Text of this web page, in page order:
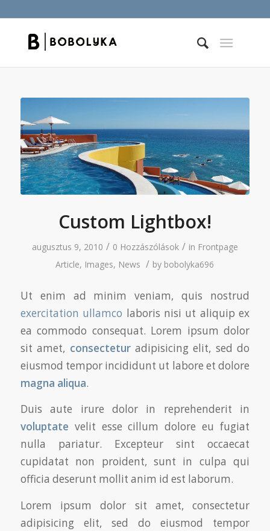
Custom Lightbox!
augusztus 9, 2010 / 0 Hozzászólások / in Frontpage
Article, Images, News / by bobolyka696
Ut enim ad minim veniam, quis nostrud
exercitation ullamco laboris nisi ut aliquip ex
ea commodo consequat. Lorem ipsum dolor
sit amet, consecteturadipisicing elit, sed do
eiusmod tempor incididunt ut labore et dolore
magna aliqua.
Duis aute irure dolor in reprehenderit in
voluptate velit esse cillum dolore eu fugiat
nulla pariatur. Excepteur sint occaecat
cupidatat non proident, sunt in culpa qui
officia deserunt mollit anim id est laborum.
Lorem ipsum dolor sit amet, consectetur
adipisicing elit, sed do eiusmod tempor